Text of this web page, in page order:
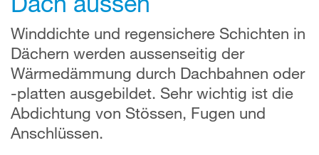
Winddichte und regensichere Schichten in
Dächern werden aussenseitig der
Wärmedämmung durch Dachbahnen oder
-platten ausgebildet. Sehr wichtig ist die
Abdichtung von Stössen, Fugen und
Anschlüssen.